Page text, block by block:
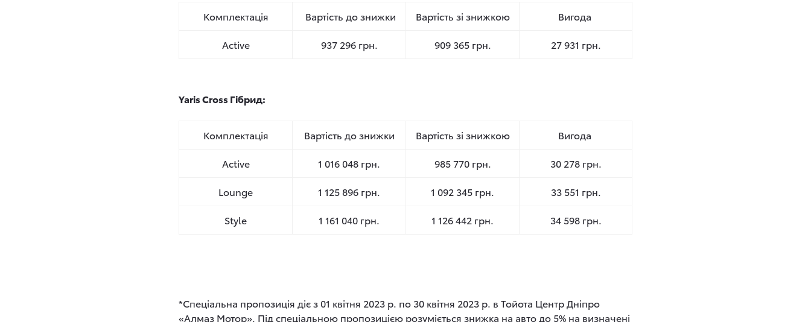
Комплектація Вартість до знижки Вартість зі знижкою Вигода
Active 937 296 грн. 909 365 грн. 27 931 грн.
Yaris Cross Гібрид:
Комплектація Вартість до знижки Вартість зі знижкою Вигода
Active 1 016 048 грн. 985 770 грн. 30 278 грн.
Lounge 1 125 896 грн. 1 092 345 грн. 33 551 грн.
Style 1 161 040 грн. 1 126 442 грн. 34 598 грн.
*Спеціальна пропозиція діє з 01 квітня 2023 р. по 30 квітня 2023 р. в Тойота Центр Дніпро
«Алмаз Мотор». Під спеціальною пропозицією розуміється знижка на авто до 5% на визначені